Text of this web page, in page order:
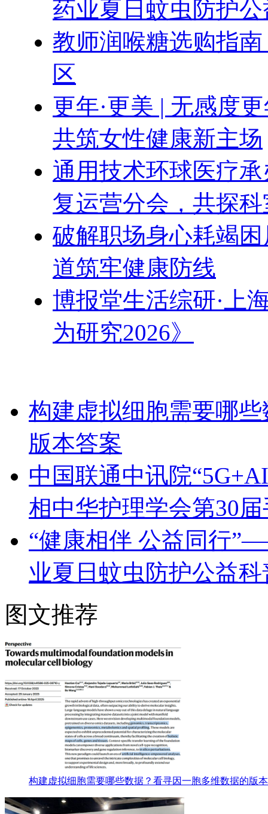
药业夏日蚊虫防护
教师润喉糖选购指
区
更年·更美 | 无感度
共筑女性健康新主场
通用技术环球医疗
复运营分会，共探
破解职场身心耗竭
道筑牢健康防线
博报堂生活综研·上
为研究2026》
构建虚拟细胞需要哪
版本答案
中国联通中讯院
相中华护理学会第30
“健康相伴 公益同行
业夏日蚊虫防护公益
图文推荐
构建虚拟细胞需要哪些数据？看寻因一胞多维数据的版